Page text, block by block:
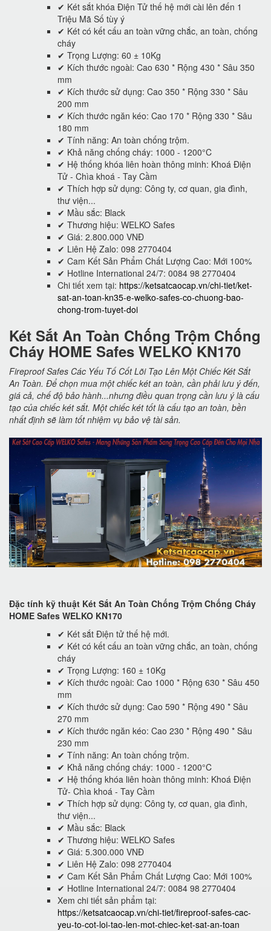
✔ Két sắt khóa Điện Tử thế hệ mới cài lên đến 1
Triệu Mã Số tùy ý
✔ Két có kết cấu an toàn vững chắc, an toàn, chống
cháy
✔ Trọng Lượng: 60 ± 10Kg
✔ Kích thước ngoài: Cao 630 * Rộng 430 * Sâu 350
mm
✔ Kích thước sử dụng: Cao 350 * Rộng 330 * Sâu
200 mm
✔ Kích thước ngăn kéo: Cao 170 * Rộng 330 * Sâu
180 mm
✔ Tính năng: An toàn chống trộm.
✔ Khả năng chống cháy: 1000 - 1200°C
✔ Hệ thống khóa liên hoàn thông minh: Khoá Điện
Tử - Chìa khoá - Tay Cầm
✔ Thích hợp sử dụng: Công ty, cơ quan, gia đình,
thư viện...
✔ Mầu sắc: Black
✔ Thương hiệu: WELKO Safes
✔ Giá: 2.800.000 VNĐ
✔ Liên Hệ Zalo: 098 2770404
✔ Cam Kết Sản Phẩm Chất Lượng Cao: Mới 100%
✔ Hotline International 24/7: 0084 98 2770404
Chi tiết xem tại: https://ketsatcaocap.vn/chi-tiet/ket-
sat-an-toan-kn35-e-welko-safes-co-chuong-bao-
chong-trom-tuyet-doi
Két Sắt An Toàn Chống Trộm Chống
Cháy HOME Safes WELKO KN170
Fireproof Safes Các Yếu Tố Cốt Lõi Tạo Lên Một Chiếc Két Sắt
An Toàn. Để chọn mua một chiếc két an toàn, cần phải lưu ý đến,
giá cả, chế độ bảo hành...nhưng điều quan trọng cần lưu ý là cấu
tạo của chiếc két sắt. Một chiếc két tốt là cấu tạo an toàn, bền
nhất định sẽ làm tốt nhiệm vụ bảo vệ tài sản.
Đặc tính kỹ thuật Két Sắt An Toàn Chống Trộm Chống Cháy
HOME Safes WELKO KN170
✔ Két sắt Điện tử thế hệ mới.
✔ Két có kết cấu an toàn vững chắc, an toàn, chống
cháy
✔ Trọng Lượng: 160 ± 10Kg
✔ Kích thước ngoài: Cao 1000 * Rộng 630 * Sâu 450
mm
✔ Kích thước sử dụng: Cao 590 * Rộng 490 * Sâu
270 mm
✔ Kích thước ngăn kéo: Cao 230 * Rộng 490 * Sâu
230 mm
✔ Tính năng: An toàn chống trộm.
✔ Khả năng chống cháy: 1000 - 1200°C
✔ Hệ thống khóa liên hoàn thông minh: Khoá Điện
Tử- Chìa khoá - Tay Cầm
✔ Thích hợp sử dụng: Công ty, cơ quan, gia đình,
thư viện...
✔ Mầu sắc: Black
✔ Thương hiệu: WELKO Safes
✔ Giá: 5.300.000 VNĐ
✔ Liên Hệ Zalo: 098 2770404
✔ Cam Kết Sản Phẩm Chất Lượng Cao: Mới 100%
✔ Hotline International 24/7: 0084 98 2770404
Xem chi tiết sản phẩm tại:
https://ketsatcaocap.vn/chi-tiet/fireproof-safes-cac-
yeu-to-cot-loi-tao-len-mot-chiec-ket-sat-an-toan